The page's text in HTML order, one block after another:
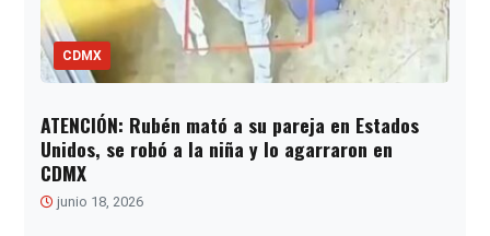
CDMX
ATENCIÓN: Rubén mató a su pareja en Estados
Unidos, se robó a la niña y lo agarraron en
CDMX
junio 18, 2026